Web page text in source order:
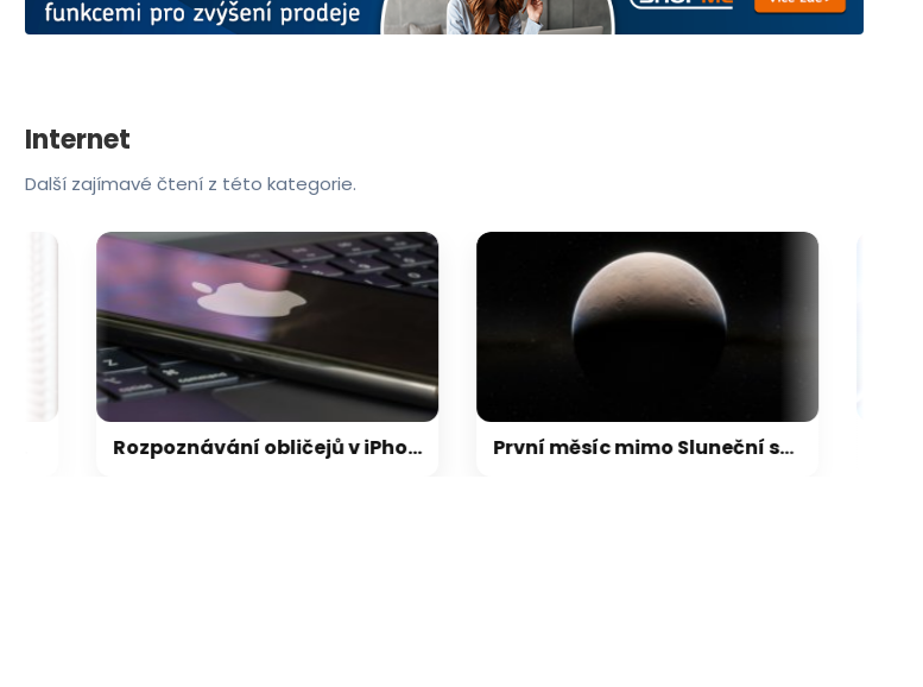
galerie: aplikace camp
Internet
Další zajímavé čtení z této kategorie.
Rozpoznávání obličejů v iPhonu může Apple přijít extrémně draho První měsíc mimo Sluneční soustavu: Vědci možná objevili výjimečný systém